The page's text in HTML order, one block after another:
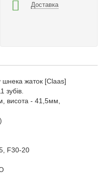
Доставка
шнека жаток [Claas]
зубів.
висота - 41,5мм,
F30-20